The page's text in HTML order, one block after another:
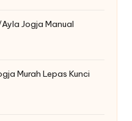
Jogja Manual
Murah Lepas Kunci